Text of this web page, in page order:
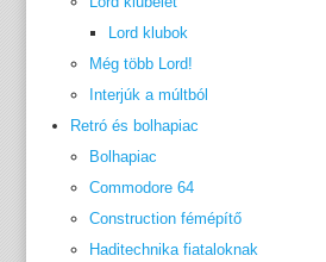
Lord klubok
Még több Lord!
Interjúk a múltból
Retró és bolhapiac
Bolhapiac
Commodore 64
Construction fémépítő
Haditechnika fiataloknak